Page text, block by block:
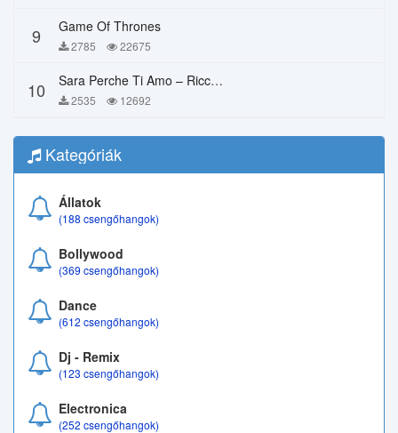
9 Game Of Thrones
2785 22675
10 Sara Perche Ti Amo – Ricchi E Poveri
2535 12692
Kategóriák
Állatok
(188 csengőhangok)
Bollywood
(369 csengőhangok)
Dance
(612 csengőhangok)
Dj - Remix
(123 csengőhangok)
Electronica
(252 csengőhangok)